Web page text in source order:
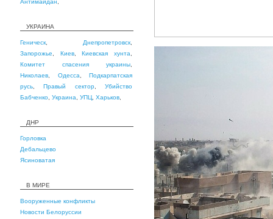
Антимайдан
УКРАИНА
Геническ Днепропетровск
Запорожье
Киев,Киевская хунта
Комитет спасения украины
Николаев
Одесса
Подкарпатская
русь ,Правый сектор,Убийство
Бабченко Украина УПЦ Харьков
ДНР
Горловка
Дебальцево
Ясиноватая
В МИРЕ
Вооруженные конфликты
Новости Белоруссии